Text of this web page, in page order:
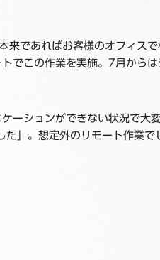
であればお客様のオフィス
でこの作業を実施。7月から
ーションができない状況で大
」。想定外のリモート作業